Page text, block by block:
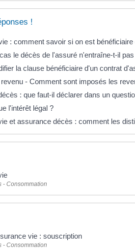
!
: comment savoir si on est
le décès de l'assuré n'entraîne-t-il
la clause bénéficiaire d'un contrat
revenu - Comment sont imposés les
: que faut-il déclarer dans un
l'intérêt légal ?
et assurance décès : comment les
- Consommation
vie : souscription
- Consommation